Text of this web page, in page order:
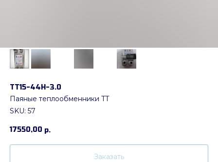
ТТ15-44H-3.0
Паяные теплообменники TT
SKU: 57
17550,00 р.
Заказать